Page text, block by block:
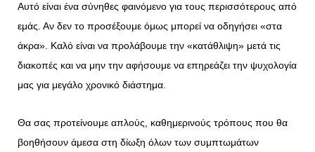
Αυτό είναι ένα σύνηθες φαινόμενο για τους περισσότερους από
εμάς. Αν δεν το προσέξουμε όμως μπορεί να οδηγήσει «στα
άκρα». Καλό είναι να προλάβουμε την «κατάθλιψη» μετά τις
διακοπές και να μην την αφήσουμε να επηρεάζει την ψυχολογία
μας για μεγάλο χρονικό διάστημα.
Θα σας προτείνουμε απλούς, καθημερινούς τρόπους που θα
βοηθήσουν άμεσα στη δίωξη όλων των συμπτωμάτων